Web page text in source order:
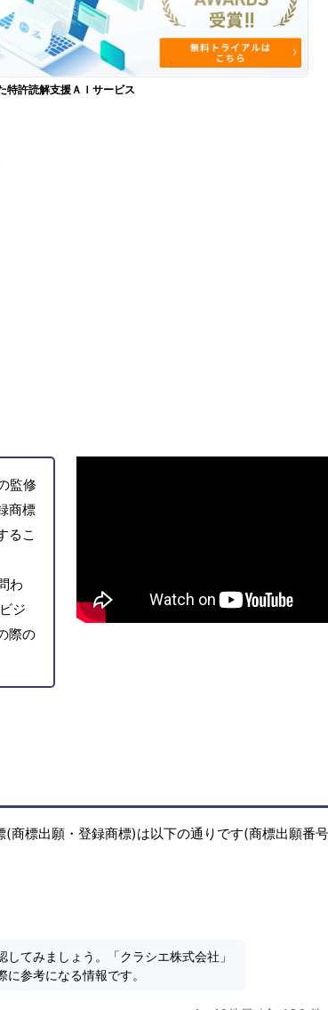
特許読解支援ＡＩサービス
監修
商標
るこ
わ
ジ
際の
商標出願・登録商標)は以下の通りです(商標出願番
てみましょう。「クラシエ株式会社」
参考になる情報です。